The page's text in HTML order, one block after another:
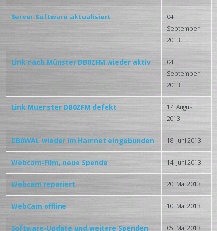
Server Software aktualisiert
04.
September
2013
Link nach Münster DB0ZFM wieder aktiv
04.
September
2013
Link Muenster DB0ZFM defekt
17. August
2013
DB0WAL wieder im Hamnet eingebunden 18. Juni 2013
Webcam-Film, neue Spende 14. Juni 2013
Webcam repariert 20. Mai 2013
WebCam offline 10. Mai 2013
Software-Update und weitere Spenden 05. Mai 2013